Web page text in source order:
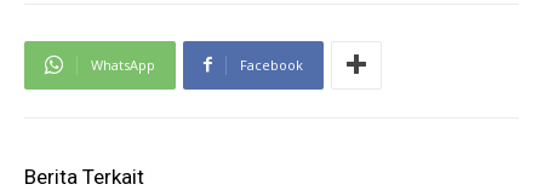
WhatsApp Facebook
Berita Terkait